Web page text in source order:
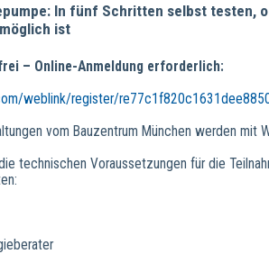
In fünf Schritten selbst testen,
ist
– Online-Anmeldung erforderlich:
weblink/register/
vom Bauzentrum München werden mit
technischen Voraussetzungen für die